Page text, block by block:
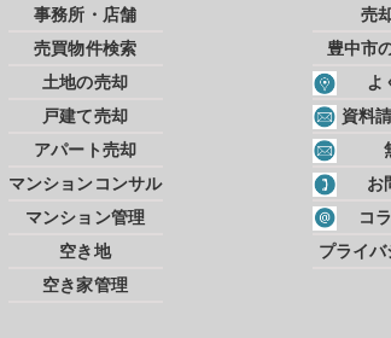
事務所・店舗
売買物件検索
土地の売却
戸建て売却
アパート売却
マンションコンサル
マンション管理
空き地
空き家管理
売
豊中市
よ
資料
お
コ
プライ